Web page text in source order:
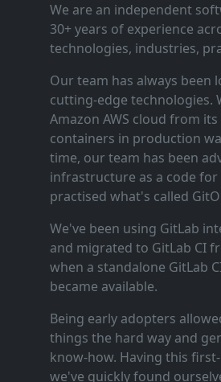
We are an independent
30+ years of experience
technologies, industries,
Our team has always been
cutting‑edge technologies.
Amazon AWS cloud from
containers in production
time, our team has been
infrastructure as a code for
practised what's called
We've been using GitLab
and migrated to GitLab CI
when a standalone GitLab
became available.
Being early adopters
things the hard way and
know‑how. Having this
we've quickly found